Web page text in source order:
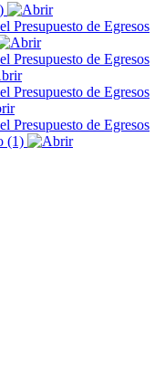
Presupuesto de Egresos
Presupuesto de Egresos
Presupuesto de Egresos
Presupuesto de Egresos
(1)